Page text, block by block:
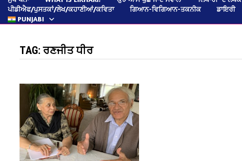
ਪੀਡੀਐਫ/ਪੁਸਤਕਾਂ/ਲੇਖ/ਕਹਾਣੀਆਂ/ਕਵਿਤਾ
ਗਿਆਨ-ਵਿਗਿਆਨ-ਤਕਨੀਕ ਡਾਇਰੀ
PUNJABI
TAG:ਰਣਜੀਤ ਧੀਰ